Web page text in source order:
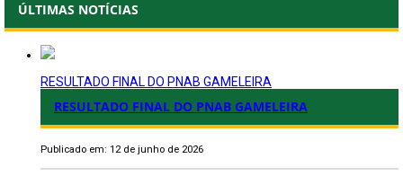
ÚLTIMAS NOTÍCIAS
RESULTADO FINAL DO PNAB GAMELEIRA
RESULTADO FINAL DO PNAB GAMELEIRA
Publicado em: 12 de junho de 2026